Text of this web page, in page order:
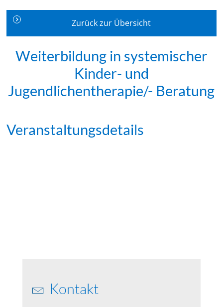
Zurück zur Übersicht
Weiterbildung in systemischer
Kinder- und
Jugendlichentherapie/- Beratung
Veranstaltungsdetails
Kontakt